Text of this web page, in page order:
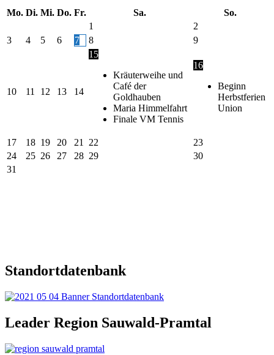
Mo. Di. Mi. Do. Fr. Sa.
So.
1
2
3
4 5 6 7 8 9
10 11 12 13 14
15
Kräuterweihe und
Café der
Goldhauben
Maria Himmelfahrt
Finale VM Tennis
16
Beginn
Herbstferien
Union
17 18 19 20 21 22
23
24
25 26 27 28 29
30
31
Standortdatenbank
Leader Region Sauwald-Pramtal